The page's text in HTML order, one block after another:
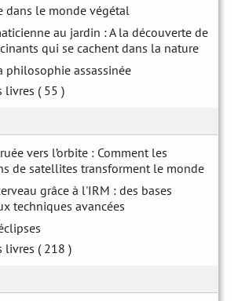
dans le monde végétal
au jardin : A la découverte de
qui se cachent dans la nature
philosophie assassinée
livres ( 55 )
vers l’orbite : Comment les
de satellites transforment le monde
grâce à l'IRM : des bases
techniques avancées
livres ( 218 )